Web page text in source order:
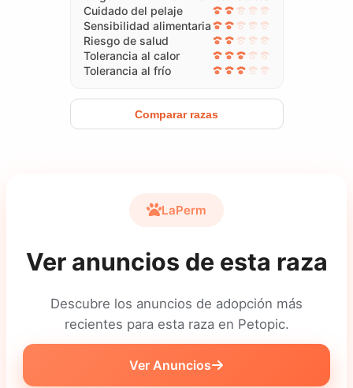
Cuidado del pelaje
Sensibilidad alimentaria
Riesgo de salud
Tolerancia al calor
Tolerancia al frío
Comparar razas
LaPerm
Ver anuncios de esta raza
Descubre los anuncios de adopción más
recientes para esta raza en Petopic.
Ver Anuncios